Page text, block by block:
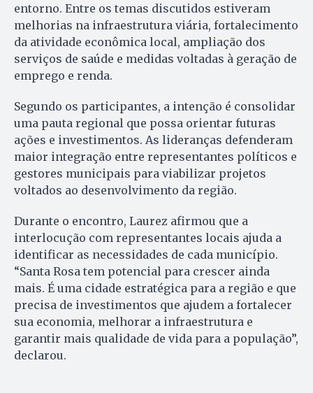
entorno. Entre os temas discutidos estiveram
melhorias na infraestrutura viária, fortalecimento
da atividade econômica local, ampliação dos
serviços de saúde e medidas voltadas à geração de
emprego e renda.
Segundo os participantes, a intenção é consolidar
uma pauta regional que possa orientar futuras
ações e investimentos. As lideranças defenderam
maior integração entre representantes políticos e
gestores municipais para viabilizar projetos
voltados ao desenvolvimento da região.
Durante o encontro, Laurez afirmou que a
interlocução com representantes locais ajuda a
identificar as necessidades de cada município.
“Santa Rosa tem potencial para crescer ainda
mais. É uma cidade estratégica para a região e que
precisa de investimentos que ajudem a fortalecer
sua economia, melhorar a infraestrutura e
garantir mais qualidade de vida para a população”,
declarou.